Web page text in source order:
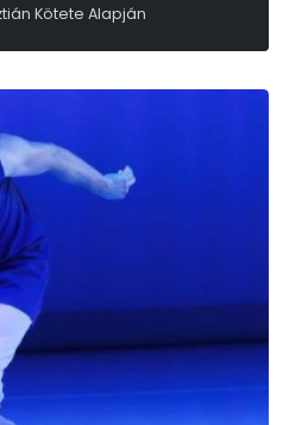
Kötete Alapján